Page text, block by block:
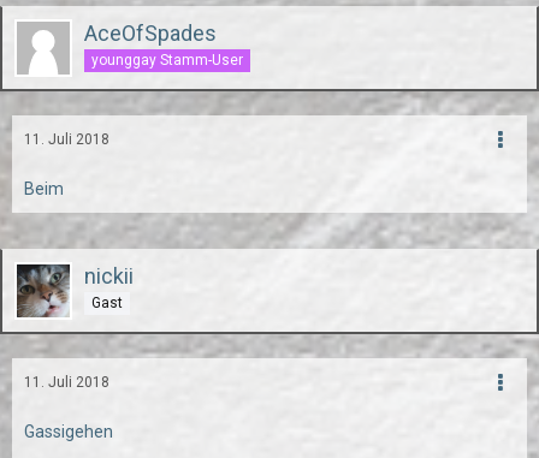
AceOfSpades
younggay Stamm-User
11. Juli 2018
Beim
nickii
Gast
11. Juli 2018
Gassigehen